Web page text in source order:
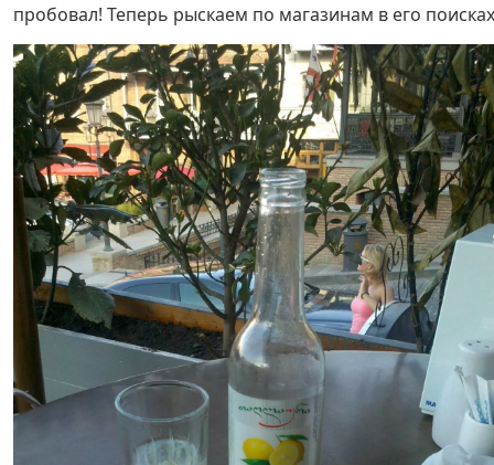
пробовал! Теперь рыскаем по магазинам в его